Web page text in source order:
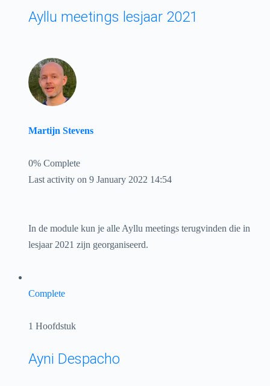
Ayllu meetings lesjaar 2021
Martijn Stevens
0% Complete
Last activity on 9 January 2022 14:54
In de module kun je alle Ayllu meetings terugvinden die in
lesjaar 2021 zijn georganiseerd.
Complete
1 Hoofdstuk
Ayni Despacho